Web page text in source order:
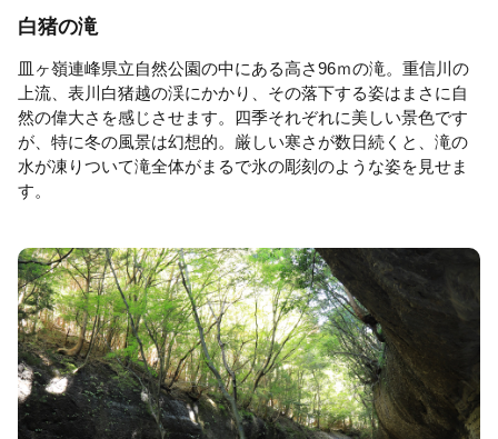
白猪の滝
皿ヶ嶺連峰県立自然公園の中にある高さ96ｍの滝。重信川の
上流、表川白猪越の渓にかかり、その落下する姿はまさに自
然の偉大さを感じさせます。四季それぞれに美しい景色です
が、特に冬の風景は幻想的。厳しい寒さが数日続くと、滝の
水が凍りついて滝全体がまるで氷の彫刻のような姿を見せま
す。